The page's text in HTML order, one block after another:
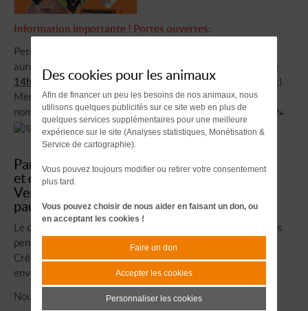
Information importante ! Portes ouvertes:
Petit changement concernant nos portes ouvertes: elles
auront finalement lieu
uniquement le dimanche 15/02, de
14h à 17h(et non sur deux jours comme prévu initialement).
Merci de votre compréhension et on espère vous voir
nombreux dimanche pour rencontrer nos pensionnaires
Parce qu'ils méritent tous d'être aimés
et qu'ils ont tant à donner...
Venez les rencontrer et profiter d'une
pause sucrée au refuge !
Le dimanche 15 février
, de 14h à 17h, venez rencontrer nos
pensionnaires autour de la St Valentin:
Crêpes, bugnes, gaufres, cidre, chocolat chaud et stand
enveloppes gagnantes.
Nous vous attendons nombreux !
Des cookies pour les animaux
Afin de financer un peu les besoins de nos animaux, nous
utilisons quelques publicités sur ce site web en plus de
quelques services supplémentaires pour une meilleure
expérience sur le site (Analyses statistiques, Monétisation &
Service de cartographie).
Vous pouvez toujours modifier ou retirer votre consentement
plus tard.
Vous pouvez choisir de nous aider en faisant un don, ou
en acceptant les cookies !
Faire un don
Accepter les cookies
Personnaliser les cookies